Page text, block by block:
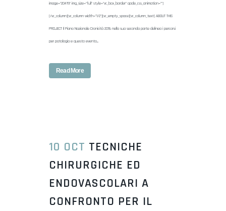
image="20419" img_size="full" style="vc_box_border" qode_css_animation=""]
[/vc_column][vc_column width="1/2"][vc_empty_space][vc_column_text] ABOUT THIS
PROJECT Il Piano Nazionale Cronicità 2016 nella sua seconda parte delinea i percorsi
per patologia e questo evento...
Read More
10 OCT TECNICHE
CHIRURGICHE ED
ENDOVASCOLARI A
CONFRONTO PER IL